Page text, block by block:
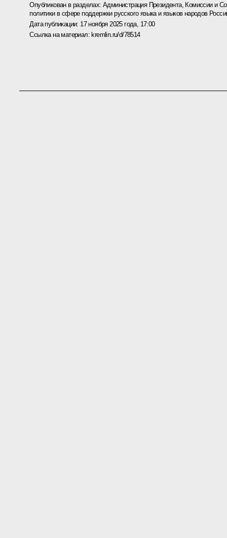
Опубликован в разделах: Администрация Президента, Комиссии и
политики в сфере поддержки русского языка и языков народов
Дата публикации: 17 ноября 2025 года, 17:00
Ссылка на материал: kremlin.ru/d/78514